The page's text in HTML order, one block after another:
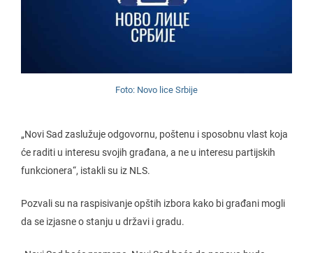
Foto: Novo lice Srbije
„Novi Sad zaslužuje odgovornu, poštenu i sposobnu vlast koja
će raditi u interesu svojih građana, a ne u interesu partijskih
funkcionera“, istakli su iz NLS.
Pozvali su na raspisivanje opštih izbora kako bi građani mogli
da se izjasne o stanju u državi i gradu.